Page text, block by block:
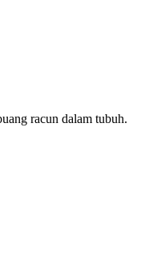
racun dalam tubuh.